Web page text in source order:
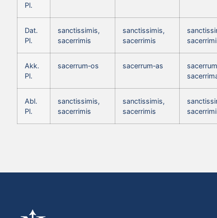
Pl.
Dat.
Pl.
sanctissimis,
sacerrimis
sanctissimis,
sacerrimis
Akk.
Pl.
sacerrum‑os sacerrum‑as
Abl.
Pl.
sanctissimis,
sacerrimis
sanctissimis,
sacerrimis